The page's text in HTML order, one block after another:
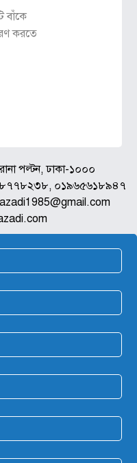
বাঁকে
করতে
পল্টন, ঢাকা-১০০০
০১৯৬৫৬১৮৯৪৭